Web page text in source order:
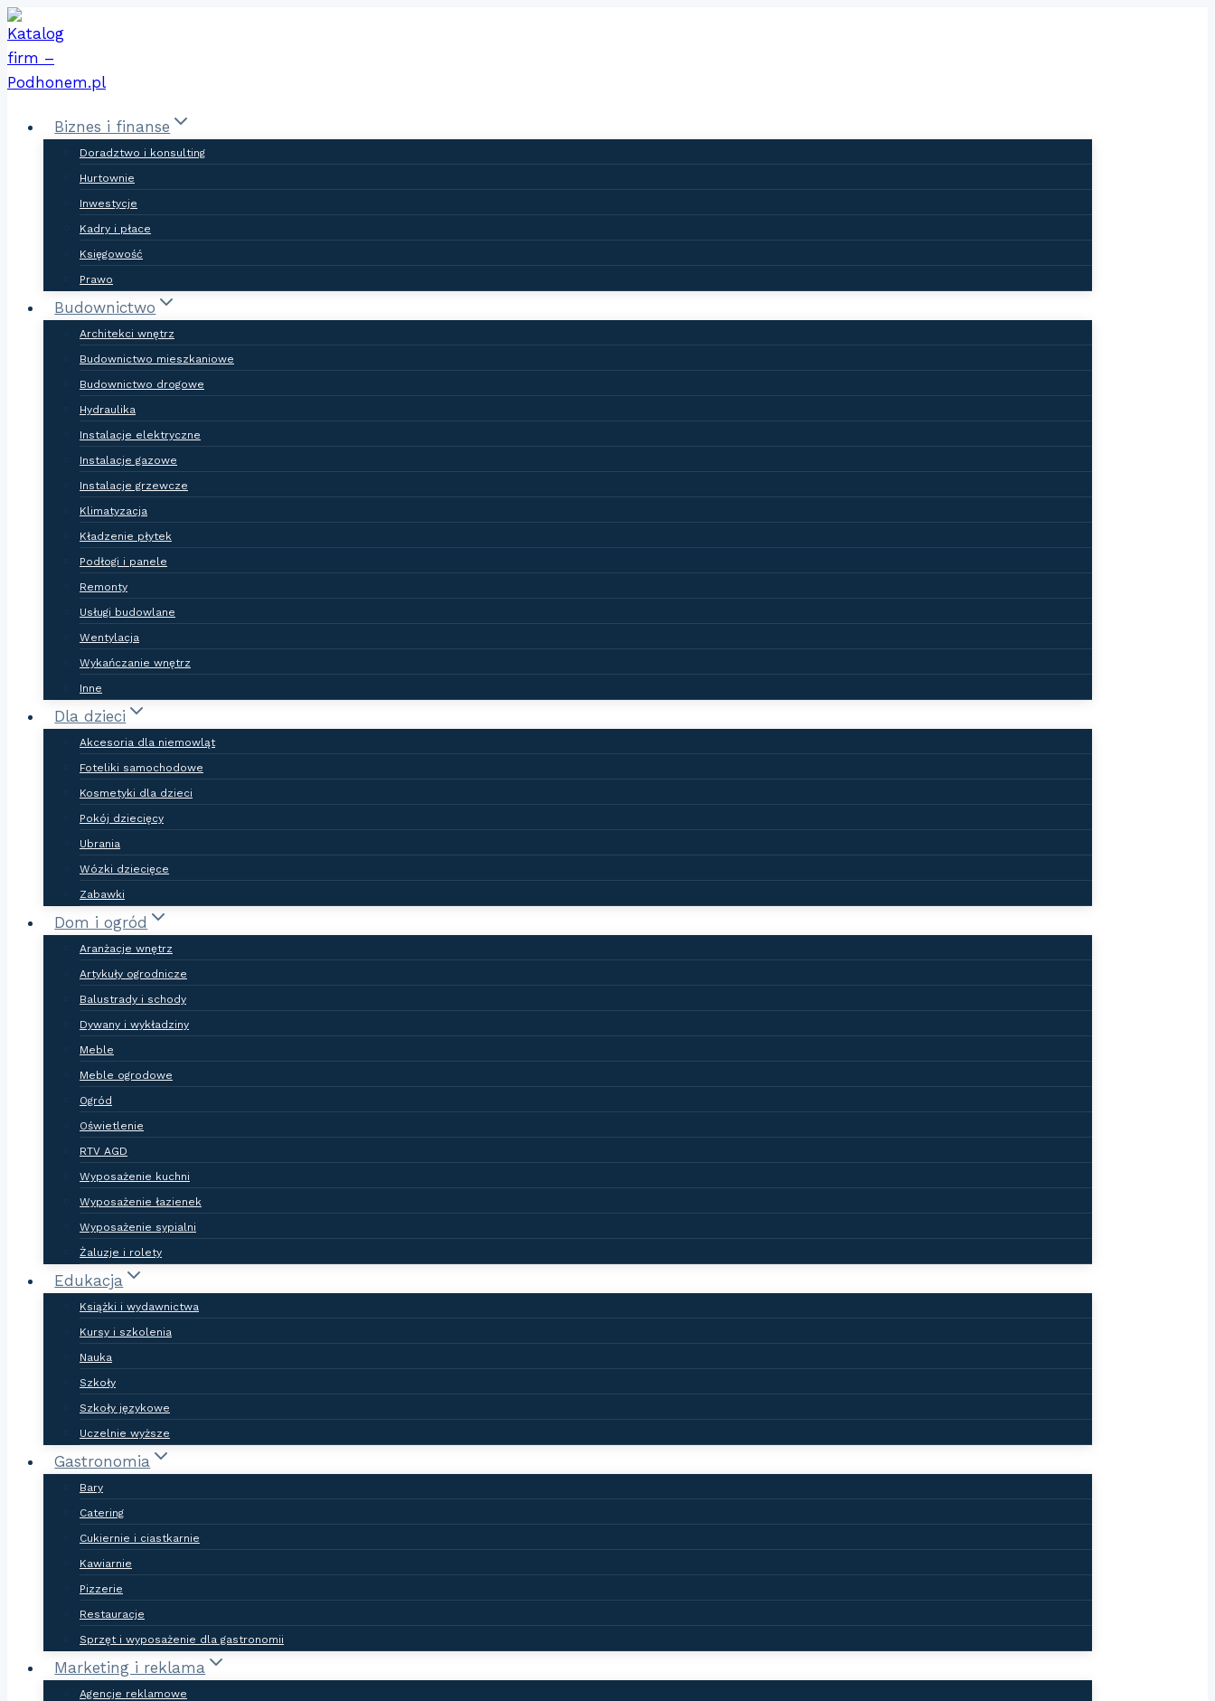
Skip
to
content
Biznes i finanse
Doradztwo i konsulting
Hurtownie
Inwestycje
Kadry i płace
Księgowość
Prawo
Budownictwo
Architekci wnętrz
Budownictwo mieszkaniowe
Budownictwo drogowe
Hydraulika
Instalacje elektryczne
Instalacje gazowe
Instalacje grzewcze
Klimatyzacja
Kładzenie płytek
Podłogi i panele
Remonty
Usługi budowlane
Wentylacja
Wykańczanie wnętrz
Inne
Dla dzieci
Akcesoria dla niemowląt
Foteliki samochodowe
Kosmetyki dla dzieci
Pokój dziecięcy
Ubrania
Wózki dziecięce
Zabawki
Dom i ogród
Aranżacje wnętrz
Artykuły ogrodnicze
Balustrady i schody
Dywany i wykładziny
Meble
Meble ogrodowe
Ogród
Oświetlenie
RTV AGD
Wyposażenie kuchni
Wyposażenie łazienek
Wyposażenie sypialni
Żaluzje i rolety
Edukacja
Książki i wydawnictwa
Kursy i szkolenia
Nauka
Szkoły
Szkoły językowe
Uczelnie wyższe
Gastronomia
Bary
Catering
Cukiernie i ciastkarnie
Kawiarnie
Pizzerie
Restauracje
Sprzęt i wyposażenie dla gastronomii
Marketing i reklama
Agencje reklamowe